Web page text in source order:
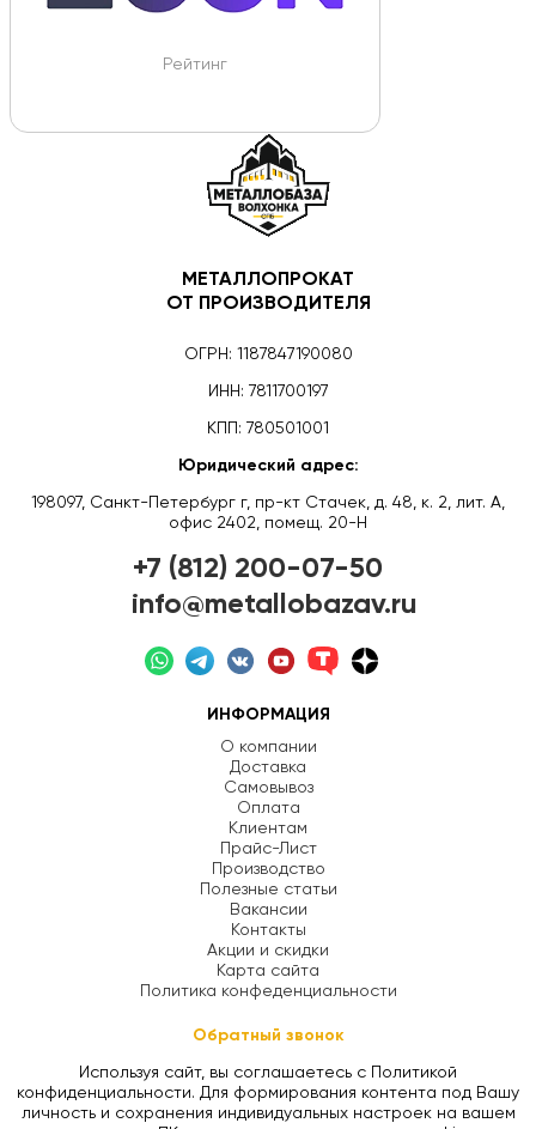
Рейтинг
МЕТАЛЛОПРОКАТ
ОТ ПРОИЗВОДИТЕЛЯ
ОГРН: 1187847190080
ИНН: 7811700197
КПП: 780501001
Юридический адрес:
198097, Санкт-Петербург г, пр-кт Стачек, д. 48, к. 2, лит. А,
офис 2402, помещ. 20-Н
+7 (812) 200-07-50
info@metallobazav.ru
ИНФОРМАЦИЯ
О компании
Доставка
Самовывоз
Оплата
Клиентам
Прайс-Лист
Производство
Полезные статьи
Вакансии
Контакты
Акции и скидки
Карта сайта
Политика конфеденциальности
Обратный звонок
Используя сайт, вы соглашаетесь с Политикой
конфиденциальности. Для формирования контента под Вашу
личность и сохранения индивидуальных настроек на вашем